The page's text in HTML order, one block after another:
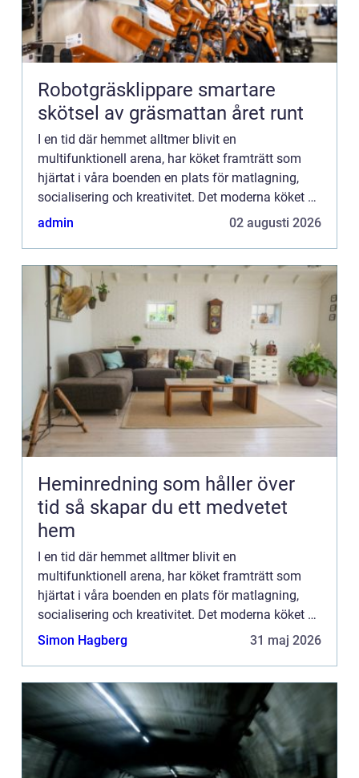
Robotgräsklippare smartare
skötsel av gräsmattan året runt
I en tid där hemmet alltmer blivit en
multifunktionell arena, har köket framträtt som
hjärtat i våra boenden en plats för matlagning,
socialisering och kreativitet. Det moderna köket är
inte bara en kulinarisk...
admin 02 augusti 2026
Heminredning som håller över
tid så skapar du ett medvetet
hem
I en tid där hemmet alltmer blivit en
multifunktionell arena, har köket framträtt som
hjärtat i våra boenden en plats för matlagning,
socialisering och kreativitet. Det moderna köket är
inte bara en kulinarisk...
Simon Hagberg 31 maj 2026